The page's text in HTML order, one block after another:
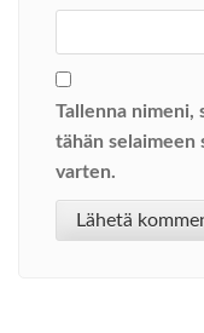
Tallenna nimeni,
tähän selaimeen
varten.